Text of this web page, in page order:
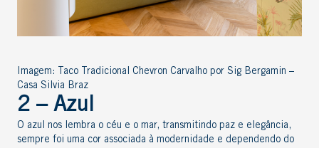
Imagem: Taco Tradicional Chevron Carvalho por Sig Bergamin –
Casa Silvia Braz
2 – Azul
O azul nos lembra o céu e o mar, transmitindo paz e elegância,
sempre foi uma cor associada à modernidade e dependendo do